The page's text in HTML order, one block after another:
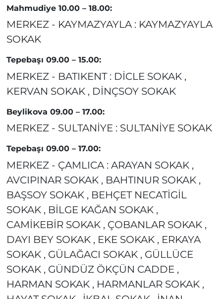
Mahmudiye 10.00 – 18.00:
MERKEZ - KAYMAZYAYLA : KAYMAZYAYLA
SOKAK
Tepebaşı 09.00 – 15.00:
MERKEZ - BATIKENT : DİCLE SOKAK ,
KERVAN SOKAK , DİNÇSOY SOKAK
Beylikova 09.00 – 17.00:
MERKEZ - SULTANİYE : SULTANİYE SOKAK
Tepebaşı 09.00 – 17.00:
MERKEZ - ÇAMLICA : ARAYAN SOKAK ,
AVCIPINAR SOKAK , BAHTINUR SOKAK ,
BAŞSOY SOKAK , BEHÇET NECATİGİL
SOKAK , BİLGE KAĞAN SOKAK ,
CAMİKEBİR SOKAK , ÇOBANLAR SOKAK ,
DAYI BEY SOKAK , EKE SOKAK , ERKAYA
SOKAK , GÜLAĞACI SOKAK , GÜLLÜCE
SOKAK , GÜNDÜZ ÖKÇÜN CADDE ,
HARMAN SOKAK , HARMANLAR SOKAK ,